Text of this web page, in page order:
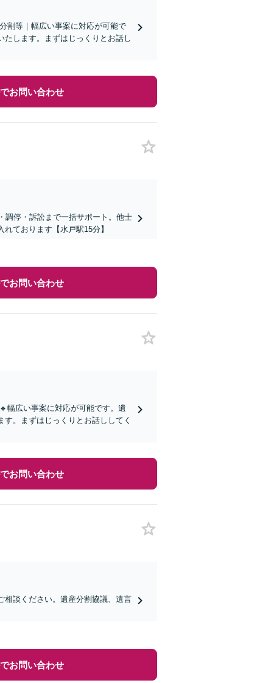
割等｜幅広い事案に対応が可能で
します。まずはじっくりとお話し
お問い合わせ
調停・訴訟まで一括サポート。他士
ております【水戸駅15分】
お問い合わせ
幅広い事案に対応が可能です。遺
。まずはじっくりとお話ししてく
お問い合わせ
相談ください。遺産分割協議、遺言
お問い合わせ